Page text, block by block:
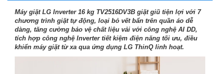
Máy giặt LG Inverter 16 kg TV2516DV3B giặt giũ tiện lợi với 7
chương trình giặt tự động, loại bỏ vết bẩn trên quần áo dễ
dàng, tăng cường bảo vệ chất liệu vải với công nghệ AI DD,
tích hợp công nghệ Inverter tiết kiệm điện năng tối ưu, điều
khiển máy giặt từ xa qua ứng dụng LG ThinQ linh hoạt.